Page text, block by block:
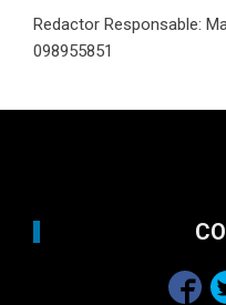
Redactor Responsable:
098955851